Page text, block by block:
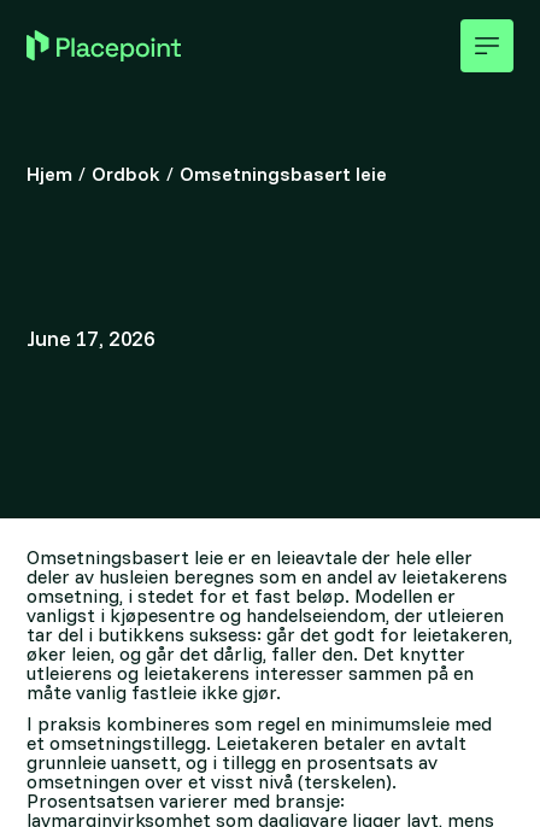
Hjem / Ordbok / Omsetningsbasert leie
June 17, 2026
Omsetningsbasert leie er en leieavtale der hele eller
deler av husleien beregnes som en andel av leietakerens
omsetning, i stedet for et fast beløp. Modellen er
vanligst i kjøpesentre og handelseiendom, der utleieren
tar del i butikkens suksess: går det godt for leietakeren,
øker leien, og går det dårlig, faller den. Det knytter
utleierens og leietakerens interesser sammen på en
måte vanlig fastleie ikke gjør.
I praksis kombineres som regel en minimumsleie med
et omsetningstillegg. Leietakeren betaler en avtalt
grunnleie uansett, og i tillegg en prosentsats av
omsetningen over et visst nivå (terskelen).
Prosentsatsen varierer med bransje:
lavmarginvirksomhet som dagligvare ligger lavt, mens